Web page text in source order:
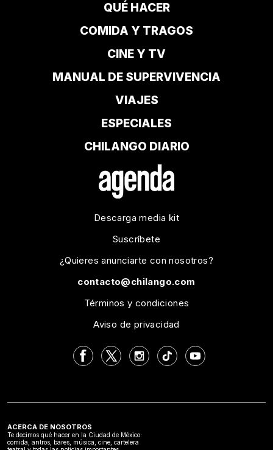
QUÉ HACER
COMIDA Y TRAGOS
CINE Y TV
MANUAL DE SUPERVIVENCIA
VIAJES
ESPECIALES
CHILANGO DIARIO
Descarga media kit
Suscríbete
¿Quieres anunciarte con nosotros?
contacto@chilango.com
Términos y condiciones
Aviso de privacidad
ACERCA DE NOSOTROS
Te decimos qué hacer en la Ciudad de México:
comida, antros, bares, música, cine, cartelera